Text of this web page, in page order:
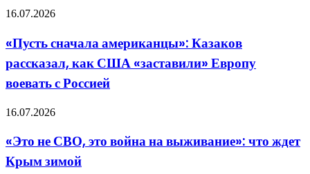
возвышающий
«Пусть
американцы»:
Казаков
рассказал,
США
Европу
с
Россией
16.07.2026
«Пусть сначала американцы»: Казаков
рассказал, как США «заставили» Европу
воевать с Россией
«Это
СВО,
это
война
16.07.2026
«Это не СВО, это война на выживание»: что ждет
Крым зимой